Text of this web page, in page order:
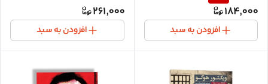
184,000
افزودن به سبد
و ترجمه عالی
261,000
افزودن به سبد